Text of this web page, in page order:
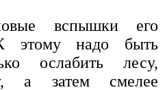
вспышки его
этому надо быть
ослабить лесу,
а затем смелее